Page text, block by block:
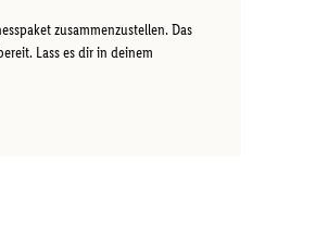
zusammenzustellen. Das
Lass es dir in deinem